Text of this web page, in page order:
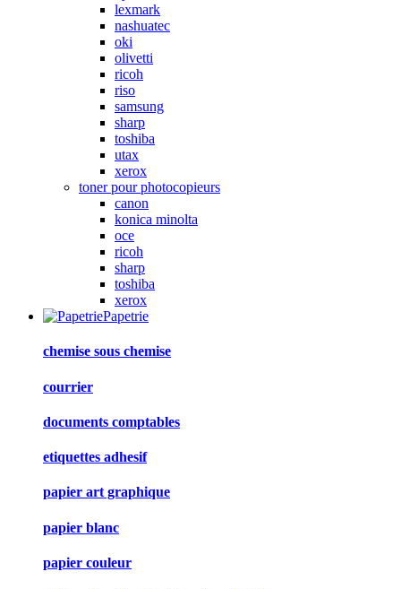
lexmark
nashuatec
oki
olivetti
ricoh
riso
samsung
sharp
toshiba
utax
xerox
toner pour photocopieurs
canon
konica minolta
oce
ricoh
sharp
toshiba
xerox
Papetrie
chemise sous chemise
courrier
documents comptables
etiquettes adhesif
papier art graphique
papier blanc
papier couleur